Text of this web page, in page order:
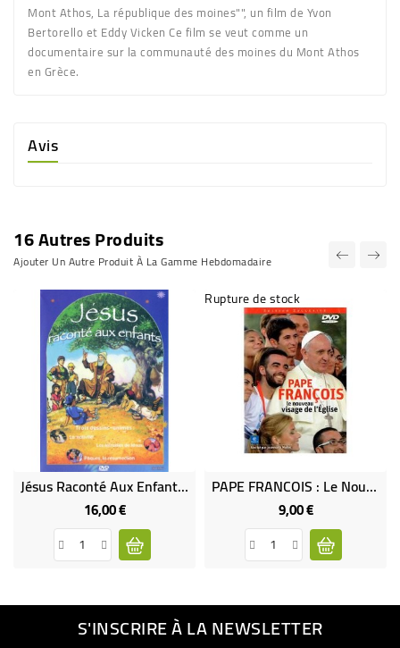
Mont Athos, La république des moines"", un film de Yvon
Bertorello et Eddy Vicken Ce film se veut comme un
documentaire sur la communauté des moines du Mont Athos
en Grèce.
Avis
16 Autres Produits
Ajouter Un Autre Produit À La Gamme Hebdomadaire
Jésus Raconté Aux Enfants - Trois Dessins Animés (DVD Occasion)
16,00 €Prix
Rupture de stock
PAPE FRANCOIS : Le Nouveau Visage De L'Eglise
9,00 €Prix
S'INSCRIRE À LA NEWSLETTER